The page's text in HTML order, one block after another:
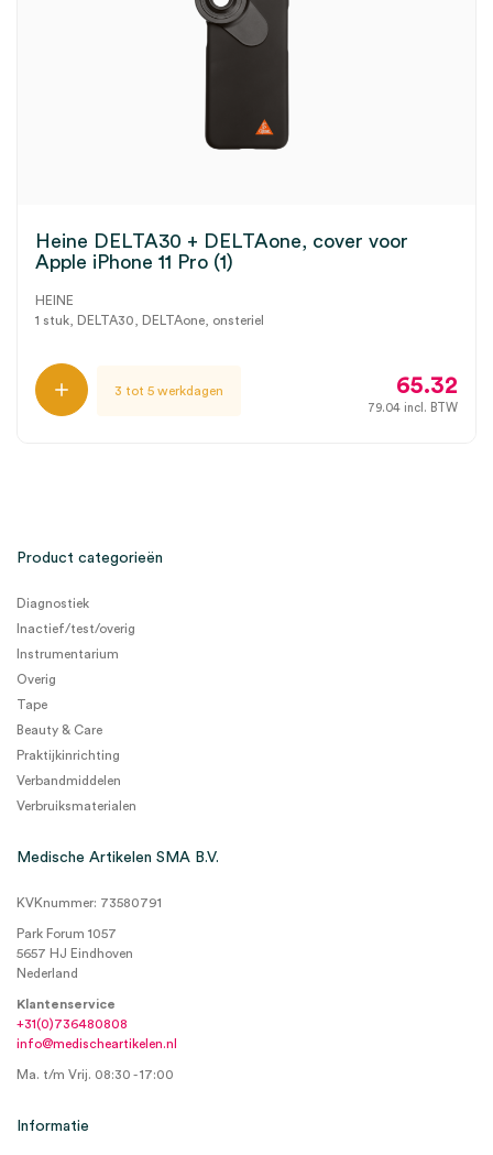
Heine DELTA30 + DELTAone, cover voor
Apple iPhone 11 Pro (1)
HEINE
1 stuk, DELTA30, DELTAone, onsteriel
3 tot 5 werkdagen 65.32
79.04 incl. BTW
Product categorieën
Diagnostiek
Inactief/test/overig
Instrumentarium
Overig
Tape
Beauty & Care
Praktijkinrichting
Verbandmiddelen
Verbruiksmaterialen
Medische Artikelen SMA B.V.
KVKnummer: 73580791
Park Forum 1057
5657 HJ Eindhoven
Nederland
Klantenservice
+31(0)736480808
info@medischeartikelen.nl
Ma. t/m Vrij. 08:30 - 17:00
Informatie